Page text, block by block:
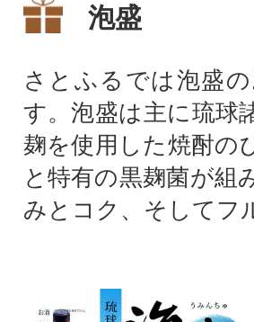
泡盛
さとふるでは泡盛
す。泡盛は主に琉球
麹を使用した焼酎の
と特有の黒麹菌が組
みとコク、そしてフ